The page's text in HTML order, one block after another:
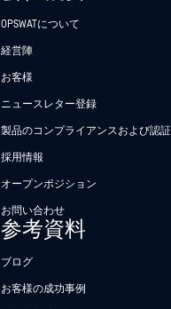
OPSWATについて
経営陣
お客様
ニュースレター登録
製品のコンプライアンスおよび認証
採用情報
オープンポジション
お問い合わせ
参考資料
ブログ
お客様の成功事例